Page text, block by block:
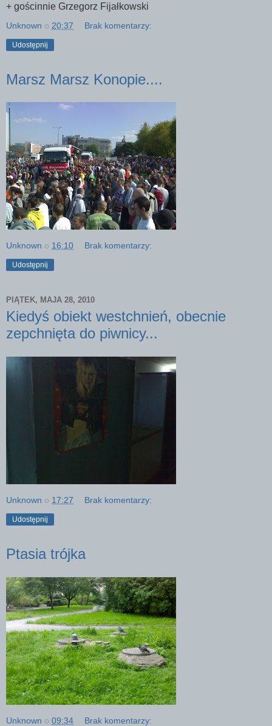
+ gościnnie Grzegorz Fijałkowski
Unknown o 20:37 Brak komentarzy:
Udostępnij
Marsz Marsz Konopie....
Unknown o 16:10 Brak komentarzy:
Udostępnij
PIĄTEK, MAJA 28, 2010
Kiedyś obiekt westchnień, obecnie
zepchnięta do piwnicy...
Unknown o 17:27 Brak komentarzy:
Udostępnij
Ptasia trójka
Unknown o 09:34 Brak komentarzy: